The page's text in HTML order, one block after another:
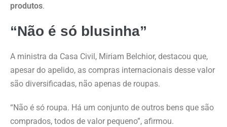
produtos.
“Não é só blusinha”
A ministra da Casa Civil, Miriam Belchior, destacou que,
apesar do apelido, as compras internacionais desse valor
são diversificadas, não apenas de roupas.
“Não é só roupa. Há um conjunto de outros bens que são
comprados, todos de valor pequeno”, afirmou.